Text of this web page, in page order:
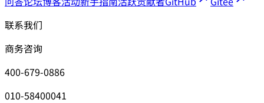
联系我们
商务咨询
400-679-0886
010-58400041